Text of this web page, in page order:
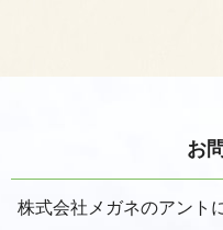
お
株式会社メガネのアント